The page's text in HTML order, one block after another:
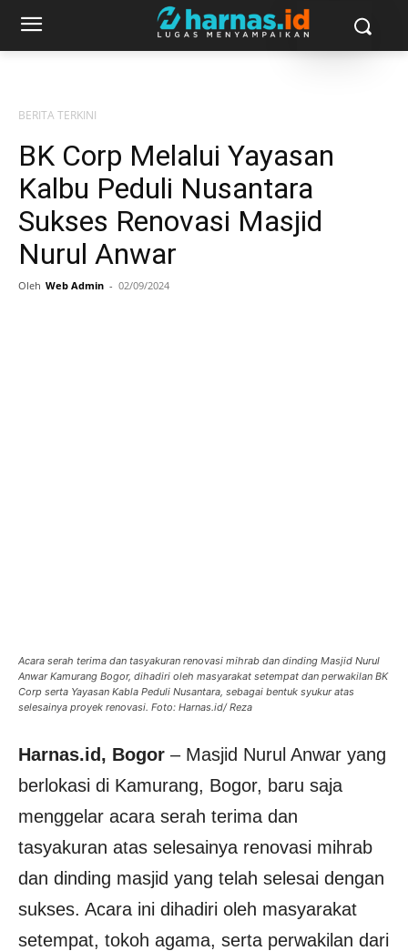
BERITA TERKINI
BK Corp Melalui Yayasan
Kalbu Peduli Nusantara
Sukses Renovasi Masjid
Nurul Anwar
Oleh Web Admin - 02/09/2024
Acara serah terima dan tasyakuran renovasi mihrab dan dinding Masjid Nurul
Anwar Kamurang Bogor, dihadiri oleh masyarakat setempat dan perwakilan BK
Corp serta Yayasan Kabla Peduli Nusantara, sebagai bentuk syukur atas
selesainya proyek renovasi. Foto: Harnas.id/ Reza
Harnas.id, Bogor – Masjid Nurul Anwar yang
berlokasi di Kamurang, Bogor, baru saja
menggelar acara serah terima dan
tasyakuran atas selesainya renovasi mihrab
dan dinding masjid yang telah selesai dengan
sukses. Acara ini dihadiri oleh masyarakat
setempat, tokoh agama, serta perwakilan dari